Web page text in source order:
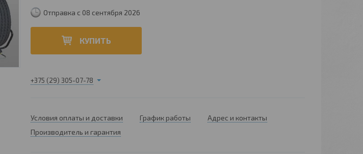
Отправка с 08 сентября 2026
КУПИТЬ
+375 (29) 305-07-78
Условия оплаты и доставки График работы
Адрес и контакты
Производитель и гарантия